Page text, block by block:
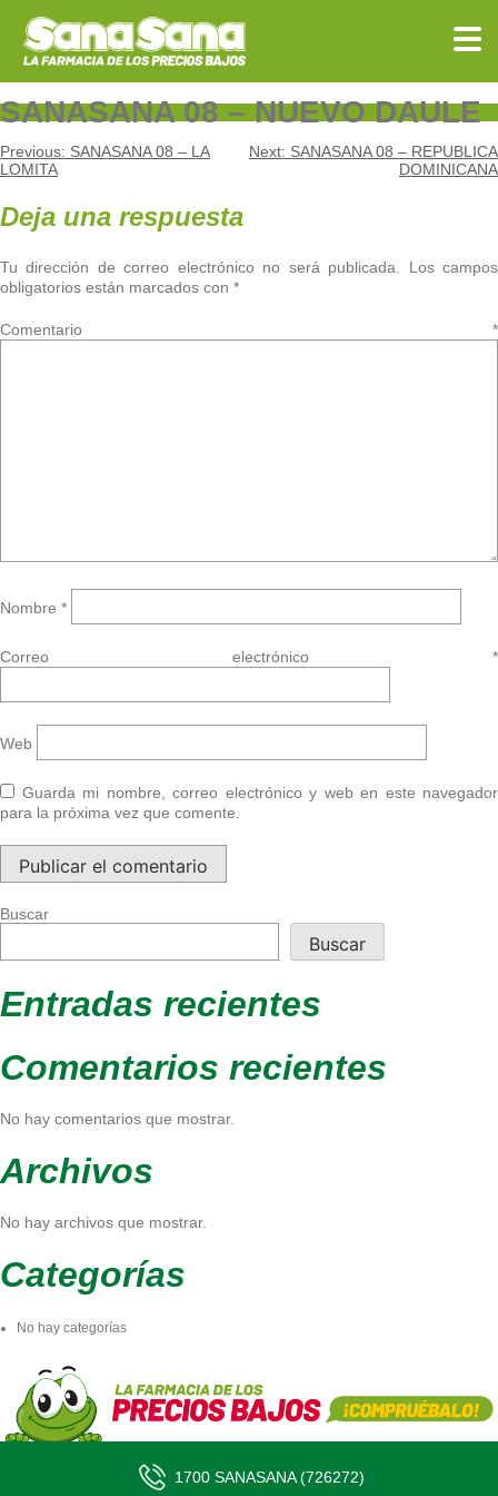
content
SANASANA 08 – NUEVO DAULE
Navegación
de
entradas
Previous: SANASANA 08 – LA
LOMITA
Next: SANASANA 08 – REPUBLICA
DOMINICANA
Deja una respuesta
Tu dirección de correo electrónico no será publicada.
Los campos
obligatorios están marcados con *
Comentario *
Nombre *
Correo electrónico *
Web
Guarda mi nombre, correo electrónico y web en este navegador
para la próxima vez que comente.
Buscar
Buscar
Entradas recientes
Comentarios recientes
No hay comentarios que mostrar.
Archivos
No hay archivos que mostrar.
Categorías
No hay categorías
1700 SANASANA (726272)